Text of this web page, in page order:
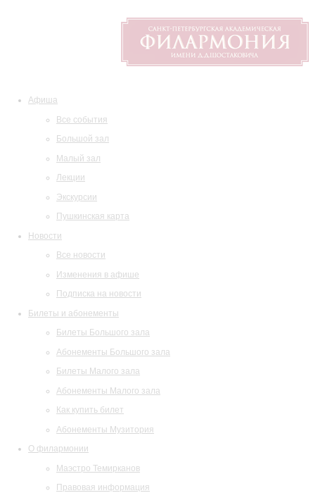
Афиша
Все события
Большой зал
Малый зал
Лекции
Экскурсии
Пушкинская карта
Новости
Все новости
Изменения в афише
Подписка на новости
Билеты и абонементы
Билеты Большого зала
Абонементы Большого зала
Билеты Малого зала
Абонементы Малого зала
Как купить билет
Абонементы Музитория
О филармонии
Маэстро Темирканов
Правовая информация